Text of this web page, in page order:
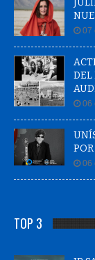
07
DEL
06
06
TOP 3